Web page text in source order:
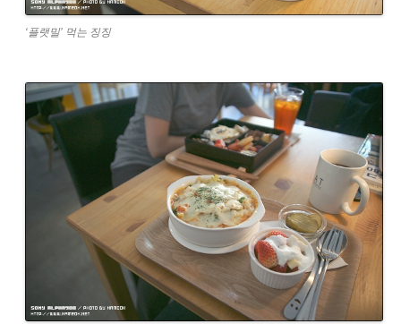
‘플랫밀’ 먹는 징징